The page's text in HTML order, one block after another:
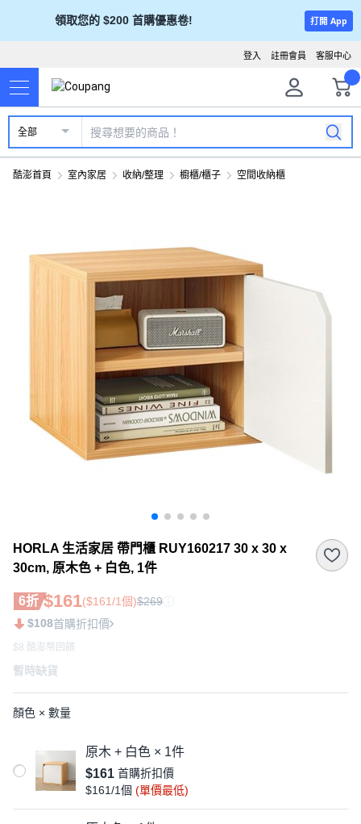
領取您的 $200 首購優惠卷! 打開 App
客服中心
註冊會員
登入
全部
酷澎首頁 室內家居 收納/整理 櫥櫃/櫃子 空間收納櫃
HORLA 生活家居 帶門櫃 RUY160217 30 x 30 x
30cm, 原木色 + 白色, 1件
6折 $161($161/1個)$269
$108首購折扣價
$8 酷澎幣回饋
暫時缺貨
顏色 × 數量
原木 + 白色 × 1件
$161 首購折扣價
$161/1個 (單價最低)